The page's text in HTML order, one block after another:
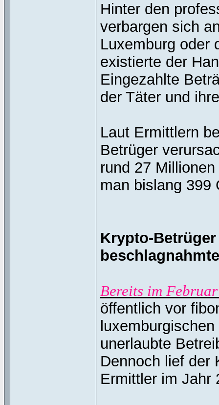
Hinter den
verbargen sich
Luxemburg oder
existierte der
Eingezahlte
der Täter und
Laut Ermittlern
Betrüger
rund 27
man bislang 399
Krypto-
Bereits im
öffentlich vor
unerlaubte
Dennoch lief der
Ermittler im Jahr